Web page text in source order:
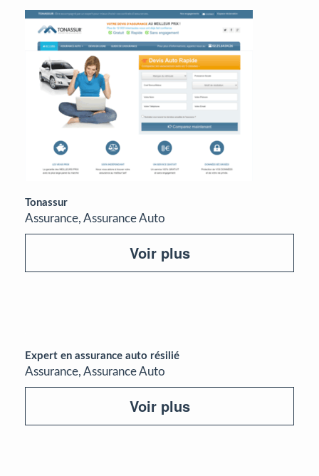
Tonassur
Assurance, Assurance Auto
Voir plus
Expert en assurance auto résilié
Assurance, Assurance Auto
Voir plus